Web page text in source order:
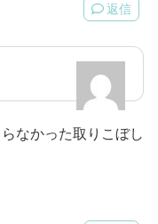
返信
なかった取りこぼし